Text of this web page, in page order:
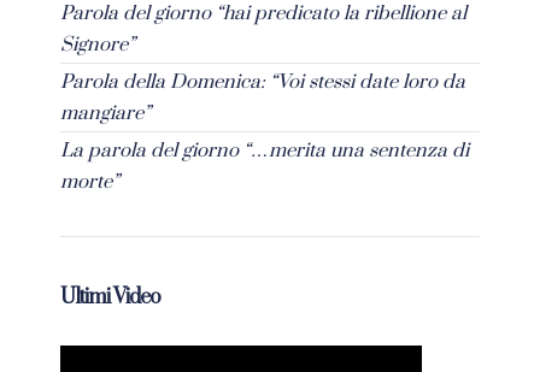
Parola del giorno “hai predicato la ribellione al
Signore”
Parola della Domenica: “Voi stessi date loro da
mangiare”
La parola del giorno “…merita una sentenza di
morte”
Ultimi Video